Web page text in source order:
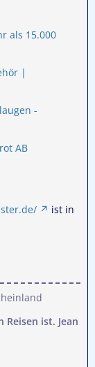
als 15.000
|
-
AB
ist in
Reisen ist. Jean